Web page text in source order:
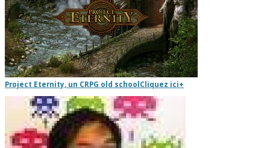
Project Eternity, un CRPG old schoolCliquez ici+